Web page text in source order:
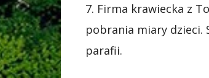
7. Firma krawiecka z
pobrania miary dzieci.
parafii.